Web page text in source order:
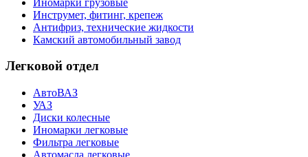
Инструмет, фитинг, крепеж
Антифриз, технические жидкости
Камский автомобильный завод
Легковой отдел
АвтоВАЗ
УАЗ
Диски колесные
Иномарки легковые
Фильтра легковые